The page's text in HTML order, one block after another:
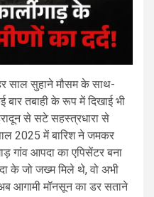
साल सुहाने मौसम के साथ-
तबाही के रूप में दिखाई भी
से सटे सहस्त्रधारा से
2025 में बारिश ने जमकर
गांव आपदा का एपिसेंटर बना
के जो जख्म मिले थे, वो अभी
आगामी मॉनसून का डर सताने